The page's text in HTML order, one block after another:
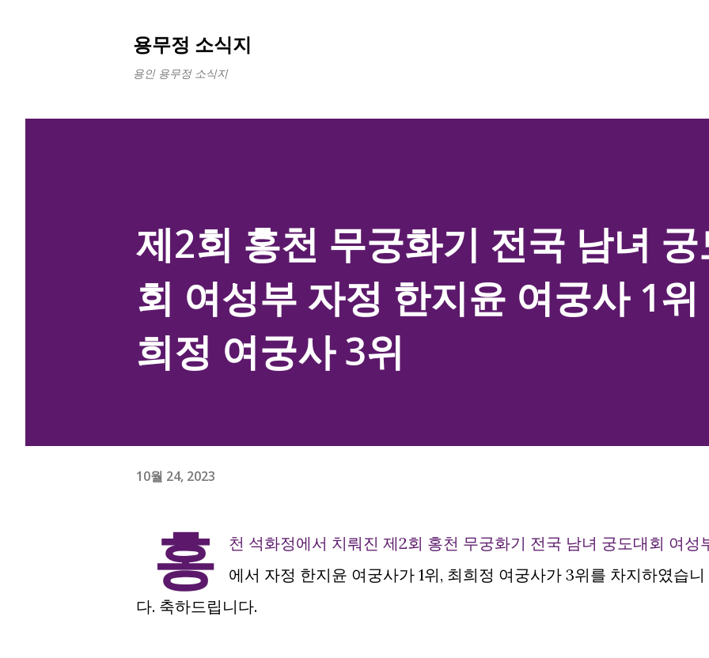
용무정 소식지
용인 용무정 소식지
제2회 홍천 무궁화기 전국 남녀
회 여성부 자정 한지윤 여궁사 1
희정 여궁사 3위
10월 24, 2023
홍
천 석화정에서 치뤄진 제2회 홍천 무궁화기 전국 남녀 궁도대회 여성
에서 자정 한지윤 여궁사가 1위, 최희정 여궁사가 3위를 차지하였습니
다. 축하드립니다.